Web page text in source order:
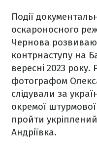
Події
оскароносного
Чернова
контрнаступу на
вересні 2023 року.
фотографом
слідували за
окремої
пройти
Андріївка.